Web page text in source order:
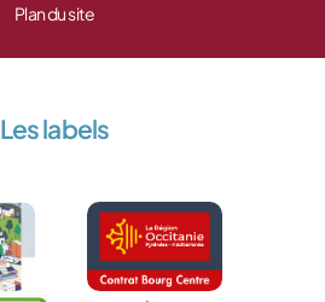
Plan du site
Les labels